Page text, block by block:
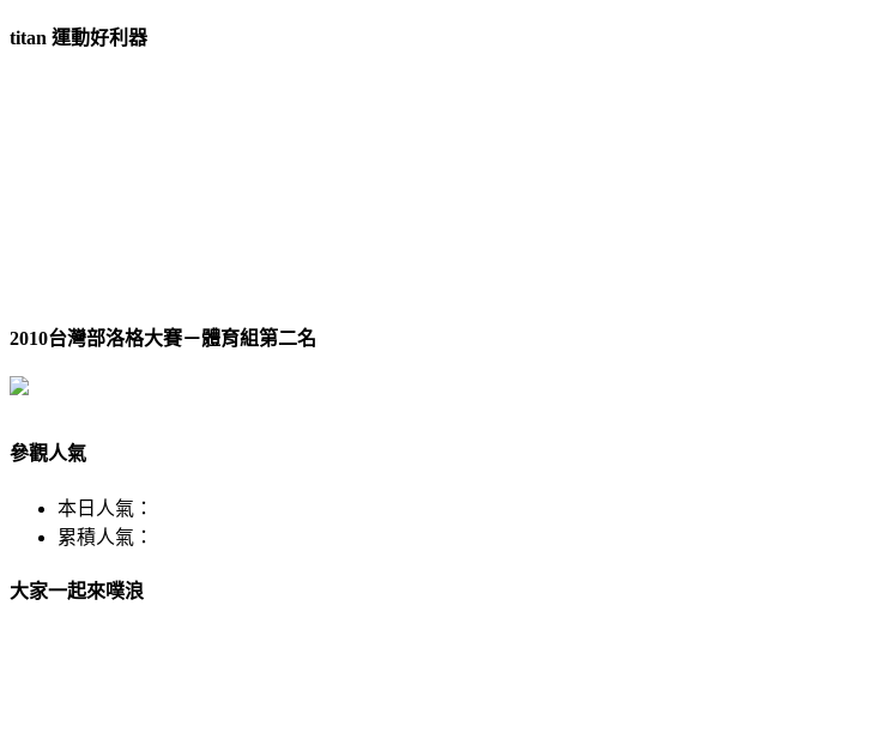
titan 運動好利器
2010台灣部洛格大賽－體育組第二名
參觀人氣
本日人氣：
累積人氣：
大家一起來噗浪